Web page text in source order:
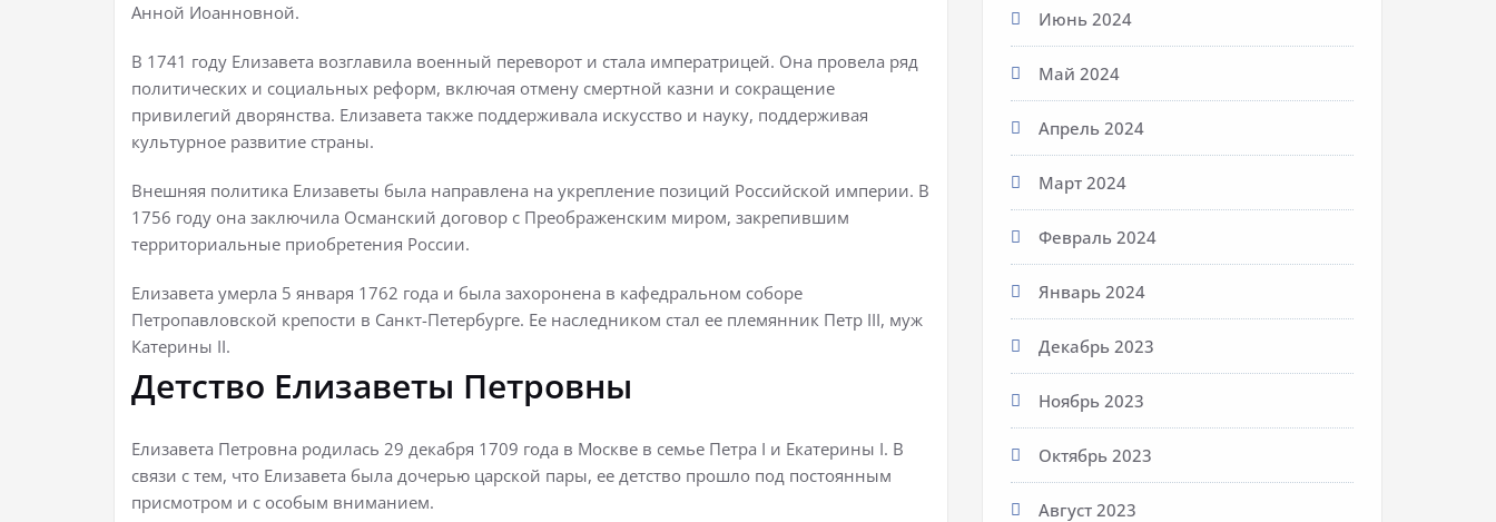
Анной Иоанновной.
В 1741 году Елизавета возглавила военный переворот и стала императрицей. Она провела ряд
политических и социальных реформ, включая отмену смертной казни и сокращение
привилегий дворянства. Елизавета также поддерживала искусство и науку, поддерживая
культурное развитие страны.
Внешняя политика Елизаветы была направлена на укрепление позиций Российской империи. В
1756 году она заключила Османский договор с Преображенским миром, закрепившим
территориальные приобретения России.
Елизавета умерла 5 января 1762 года и была захоронена в кафедральном соборе
Петропавловской крепости в Санкт-Петербурге. Ее наследником стал ее племянник Петр III, муж
Катерины II.
Детство Елизаветы Петровны
Елизавета Петровна родилась 29 декабря 1709 года в Москве в семье Петра I и Екатерины I. В
связи с тем, что Елизавета была дочерью царской пары, ее детство прошло под постоянным
присмотром и с особым вниманием.
Июнь 2024
Май 2024
Апрель 2024
Март 2024
Февраль 2024
Январь 2024
Декабрь 2023
Ноябрь 2023
Октябрь 2023
Август 2023